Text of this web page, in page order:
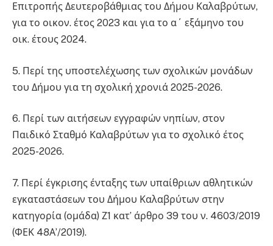
Επιτροπής Δευτεροβάθμιας του Δήμου Καλαβρύτων,
για το οικον. έτος 2023 και για το α΄ εξάμηνο του
οικ. έτους 2024.
5. Περί της υποστελέχωσης των σχολικών μονάδων
του Δήμου για τη σχολική χρονιά 2025-2026.
6. Περί των αιτήσεων εγγραφών νηπίων, στον
Παιδικό Σταθμό Καλαβρύτων για το σχολικό έτος
2025-2026.
7. Περί έγκρισης ένταξης των υπαίθριων αθλητικών
εγκαταστάσεων του Δήμου Καλαβρύτων στην
κατηγορία (ομάδα) Ζ1 κατ’ άρθρο 39 του ν. 4603/2019
(ΦΕΚ 48Α’/2019).